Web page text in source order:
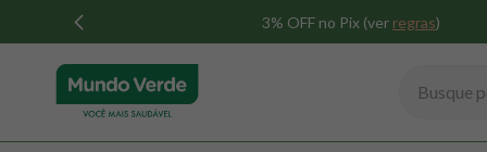
3% OFF no Pix (ver regras)
TERMOS MAIS BUSCADOS